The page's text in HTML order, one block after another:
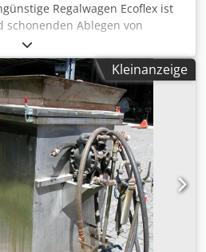
Regalwagen Ecoflex ist
Ablegen von
Durch seine 4 Lenkrollen
Transport von Werkstücken
Rohrrahmenkonstruktion
mm verstellen. Mit seinen je 17
je Seite, kann der
kg bei einer gleichmäßig
Die steckbaren Auflagerohre
und können
werden. Bei Nichtgebrauch
platzsparend zusammenstellen.
870 - 1180 mm Höhe: 1855
Auflagerohrlänge: 650 mm
Rohre: 70 mm Tragkraft: 400 kg
Kleinanzeige